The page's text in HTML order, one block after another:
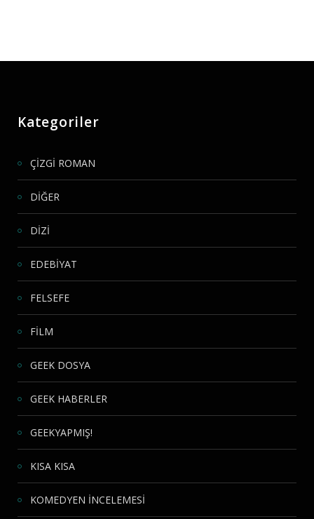
Kategoriler
ÇİZGİ ROMAN
DİĞER
DİZİ
EDEBİYAT
FELSEFE
FİLM
GEEK DOSYA
GEEK HABERLER
GEEKYAPMIŞ!
KISA KISA
KOMEDYEN İNCELEMESİ